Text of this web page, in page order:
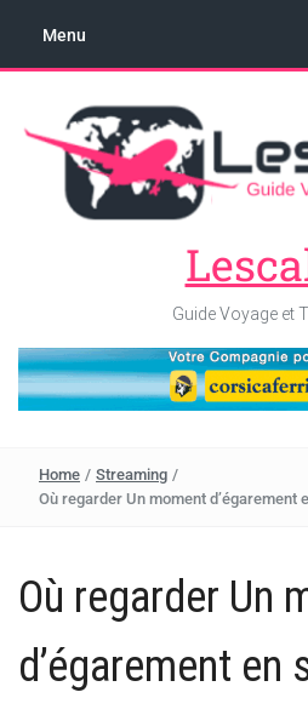
Menu
Guide Voyage et
Home / Streaming /
Où regarder Un moment d’égarement
Où regarder Un
d’égarement en